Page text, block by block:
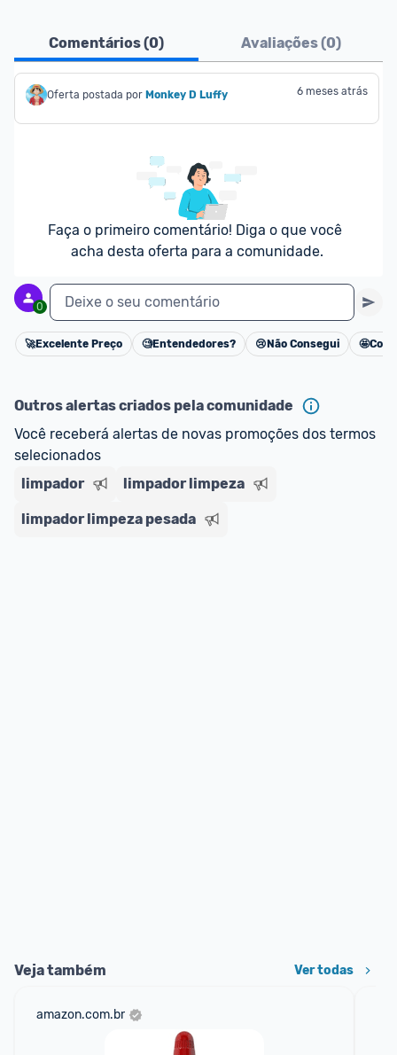
Comentários (0) Avaliações (0)
Oferta postada por Monkey D Luffy 6 meses atrás
Faça o primeiro comentário! Diga o que você
acha desta oferta para a comunidade.
0 Deixe o seu comentário
Cancelar
🚀Excelente Preço 🧐Entendedores? 😢 Não Consegui 🤩
Outros alertas criados pela comunidade
Você receberá alertas de novas promoções dos termos
selecionados
limpador
limpador limpeza
limpador limpeza pesada
Veja também Ver todas
amazon.com.br